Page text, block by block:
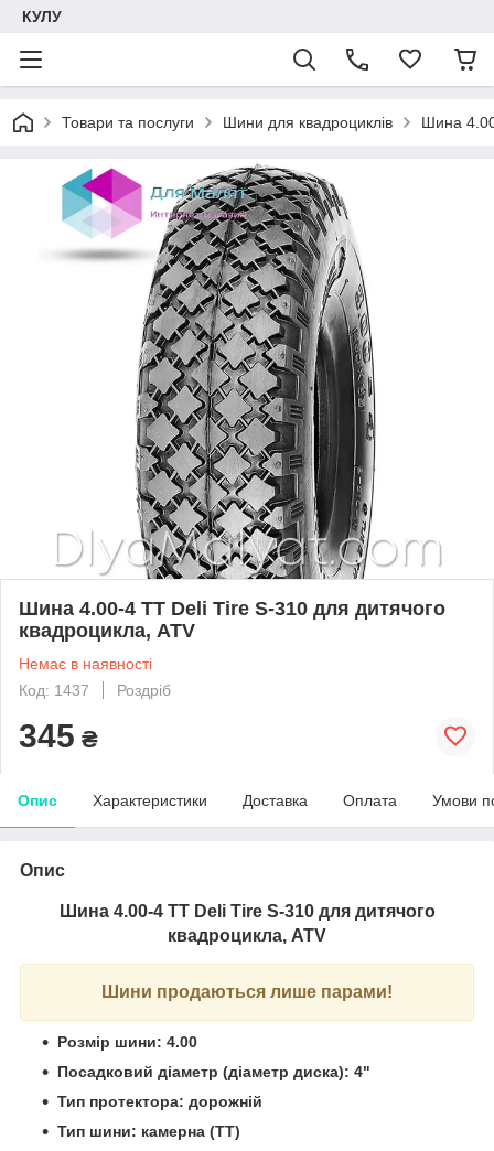
КУЛУ
Товари та послуги Шини для квадроциклів Шина
Шина 4.00-4 TT Deli Tire S-310 для дитячого
квадроцикла, ATV
Немає в наявності
Код: 1437
Роздріб
345 ₴
Опис Характеристики Доставка Оплата Умови
Опис
Шина 4.00-4 TT Deli Tire S-310 для дитячого
квадроцикла, ATV
Шини продаються лише парами!
Розмір шини: 4.00
Посадковий діаметр (діаметр диска): 4"
Тип протектора: дорожній
Тип шини: камерна (TT)